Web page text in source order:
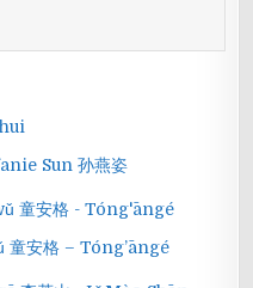
Sun 孙燕姿
安格 – Tóng’āngé